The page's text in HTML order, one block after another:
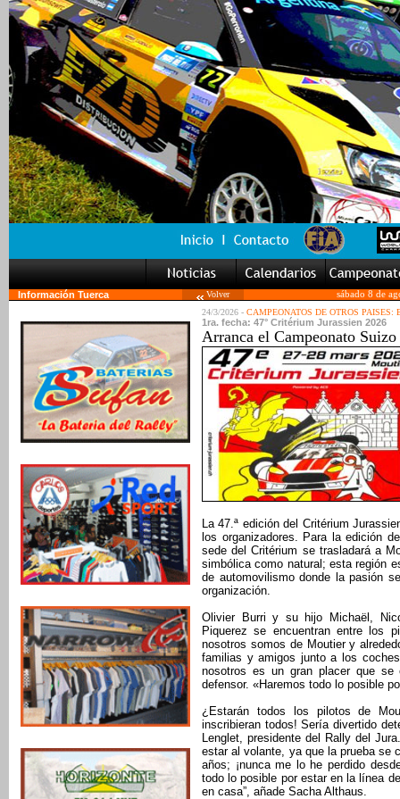
Información Tuerca Volver
sábado 8 de
24/3/2026 - CAMPEONATOS DE OTROS PAISES:
1ra. fecha: 47° Critérium Jurassien 2026
Arranca el Campeonato
La 47.ª edición del Critérium
los organizadores. Para la edición
sede del Critérium se trasladará a
simbólica como natural; esta región
de automovilismo donde la pasión
organización.
Olivier Burri y su hijo Michaël,
Piquerez se encuentran entre los
nosotros somos de Moutier y
familias y amigos junto a los
nosotros es un gran placer que se
defensor. «Haremos todo lo posible
¿Estarán todos los pilotos de
inscribieran todos! Sería divertido
Lenglet, presidente del Rally del
estar al volante, ya que la prueba se
años; ¡nunca me lo he perdido
todo lo posible por estar en la línea
en casa”, añade Sacha Althaus.